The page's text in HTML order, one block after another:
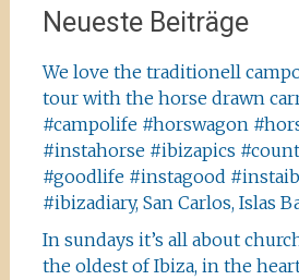
Neueste Beiträge
We love the traditionell
tour with the horse drawn
#campolife #horswagon
#instahorse #ibizapics
#goodlife #instagood
#ibizadiary, San Carlos, Islas
In sundays it’s all about
the oldest of Ibiza, in the